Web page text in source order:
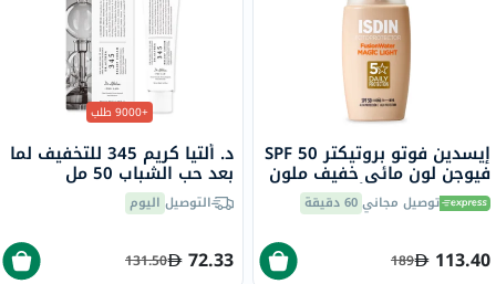
إيسدين فوتو بروتيكتر SPF 50
فيوجن لون مائي خفيف ملون
بعامل حماية من أشعة
الشمس 50 ملتوصيل مجاني60 دقيقة
113.40
189
+9000 طلب
د. ألتيا كريم 345 للتخفيف لما
بعد حب الشباب 50 مل
التوصيل اليوم
72.33
131.50